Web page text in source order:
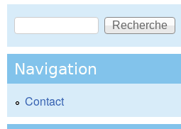
Formulaire de recherche
Recherche
Navigation
Contact